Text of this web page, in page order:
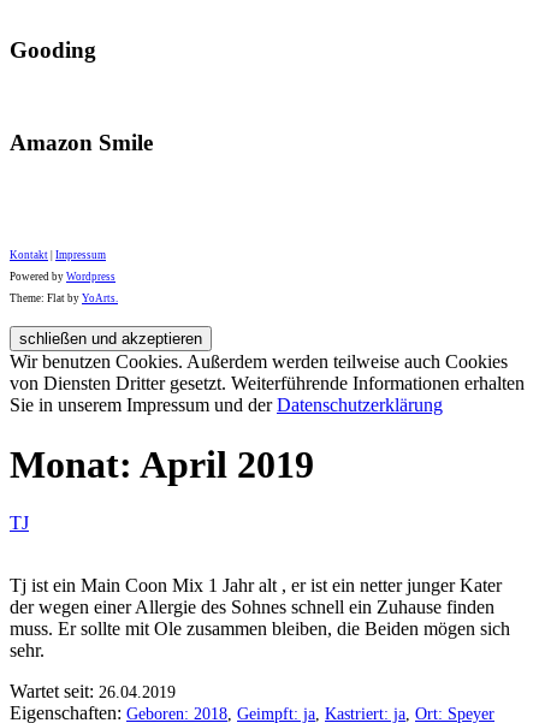
Gooding
Amazon Smile
Kontakt Impressum
Powered by Wordpress
Theme: Flat by YoArts.
Wir benutzen Cookies. Außerdem werden teilweise auch Cookies
von Diensten Dritter gesetzt. Weiterführende Informationen erhalten
Sie in unserem Impressum und derDatenschutzerklärung
Monat: April 2019
TJ
Tj ist ein Main Coon Mix 1 Jahr alt , er ist ein netter junger Kater
der wegen einer Allergie des Sohnes schnell ein Zuhause finden
muss. Er sollte mit Ole zusammen bleiben, die Beiden mögen sich
sehr.
Wartet seit: 26.04.2019
Eigenschaften: Geboren: 2018 Geimpft: ja Kastriert: ja Ort: Speyer